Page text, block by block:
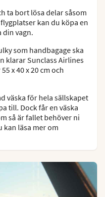
ta bort lösa delar såsom
kan du köpa en
din vagn.
som handbagage ska
klarar Sunclass Airlines
x 40 x 20 cm och
väska för hela sällskapet
till. Dock får en väska
så är fallet behöver ni
kan läsa mer om